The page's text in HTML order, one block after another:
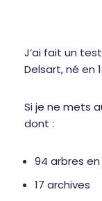
J’ai fait un
Delsart, né en
Si je ne mets
dont :
94 arbres en
17 archives